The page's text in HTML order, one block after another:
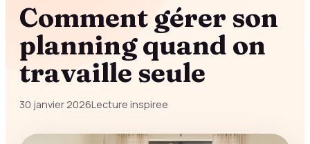
Comment gérer son
planning quand on
travaille seule
30 janvier 2026Lecture inspiree